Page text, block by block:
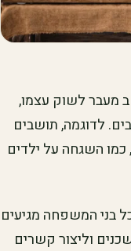
מעבר לשוק עצמו,
לדוגמה, תושבים
כמו השגחה על ילדים
בני המשפחה מגיעים
וליצור קשרים